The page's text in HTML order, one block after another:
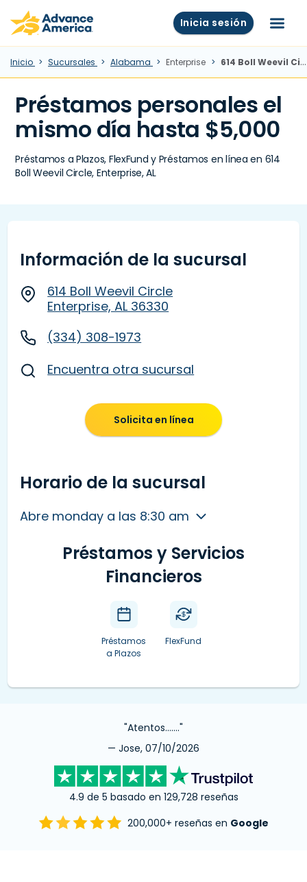
Skip to main content
Advance America home Inicia sesión Menú
Inicio Sucursales Alabama Enterprise 614 Boll Weevil Circle, Enterprise, AL
Préstamos personales el
mismo día hasta $5,000
Préstamos a Plazos, FlexFund y Préstamos en línea en 614
Boll Weevil Circle, Enterprise, AL
Información de la sucursal
614 Boll Weevil Circle
Enterprise, AL 36330
(334) 308-1973
Encuentra otra sucursal
Solicita en línea
Horario de la sucursal
Abre monday a las 8:30 am
Préstamos y Servicios
Financieros
Préstamos
a Plazos
FlexFund
"Atentos……."
— Jose, 07/10/2026
4.9 de 5 basado en 129,728 reseñas
200,000+ reseñas en Google